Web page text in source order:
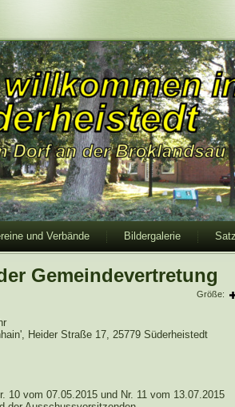
und Verbände Bildergalerie
Gemeindevertretung
Größe:
Heider Straße 17, 25779 Süderheistedt
vom 07.05.2015 und Nr. 11 vom 13.07.2015